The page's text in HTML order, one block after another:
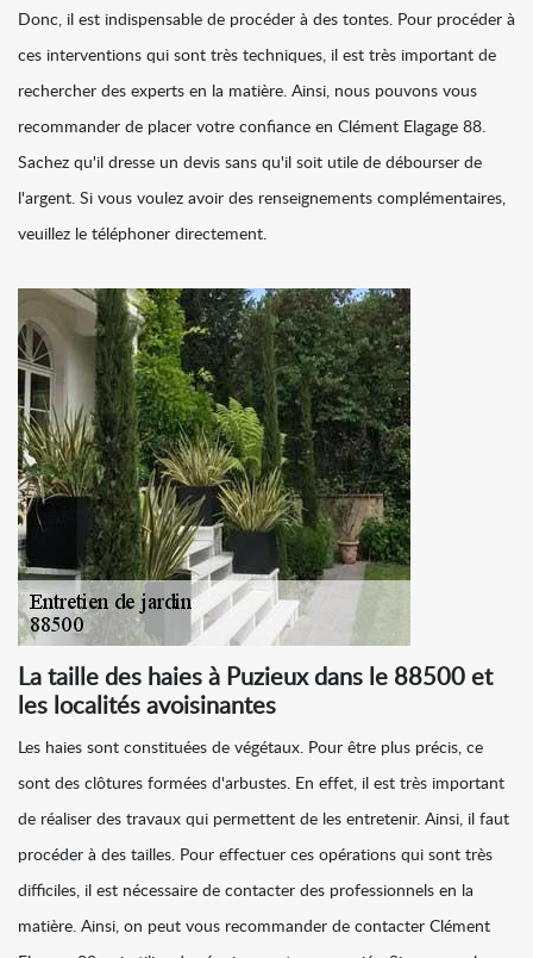
Donc, il est indispensable de procéder à des tontes. Pour procéder à
ces interventions qui sont très techniques, il est très important de
rechercher des experts en la matière. Ainsi, nous pouvons vous
recommander de placer votre confiance en Clément Elagage 88.
Sachez qu'il dresse un devis sans qu'il soit utile de débourser de
l'argent. Si vous voulez avoir des renseignements complémentaires,
veuillez le téléphoner directement.
La taille des haies à Puzieux dans le 88500 et
les localités avoisinantes
Les haies sont constituées de végétaux. Pour être plus précis, ce
sont des clôtures formées d'arbustes. En effet, il est très important
de réaliser des travaux qui permettent de les entretenir. Ainsi, il faut
procéder à des tailles. Pour effectuer ces opérations qui sont très
difficiles, il est nécessaire de contacter des professionnels en la
matière. Ainsi, on peut vous recommander de contacter Clément